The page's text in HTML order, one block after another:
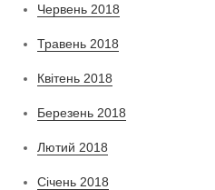
Червень 2018
Травень 2018
Квітень 2018
Березень 2018
Лютий 2018
Січень 2018